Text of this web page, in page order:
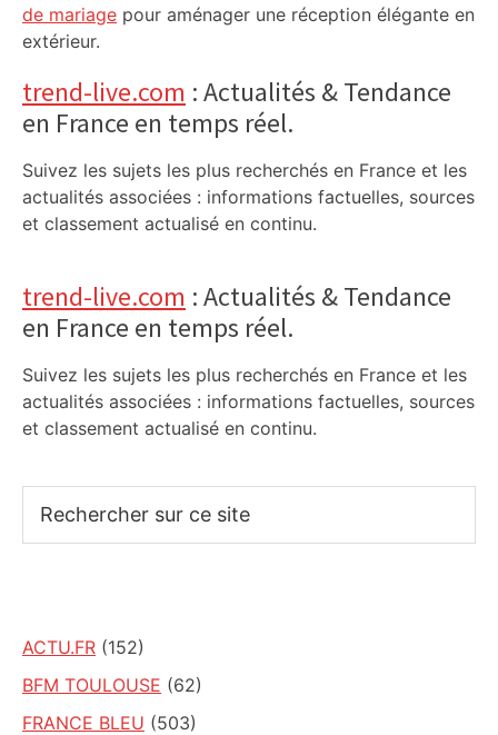
de mariage pour aménager une réception élégante en
extérieur.
trend-live.com : Actualités & Tendance
en France en temps réel.
Suivez les sujets les plus recherchés en France et les
actualités associées : informations factuelles, sources
et classement actualisé en continu.
trend-live.com : Actualités & Tendance
en France en temps réel.
Suivez les sujets les plus recherchés en France et les
actualités associées : informations factuelles, sources
et classement actualisé en continu.
sur
ACTU.FR (152)
BFM TOULOUSE (62)
FRANCE BLEU (503)